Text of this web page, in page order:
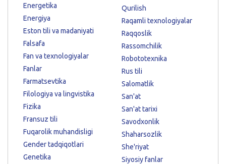
Energetika
Energiya
Eston tili va madaniyati
Falsafa
Fan va texnologiyalar
Fanlar
Farmatsevtika
Filologiya va lingvistika
Fizika
Fransuz tili
Fuqarolik muhandisligi
Gender tadqiqotlari
Genetika
Qurilish
Raqamli texnologiyalar
Raqqoslik
Rassomchilik
Robototexnika
Rus tili
Salomatlik
San'at
San'at tarixi
Savodxonlik
Shaharsozlik
She'riyat
Siyosiy fanlar